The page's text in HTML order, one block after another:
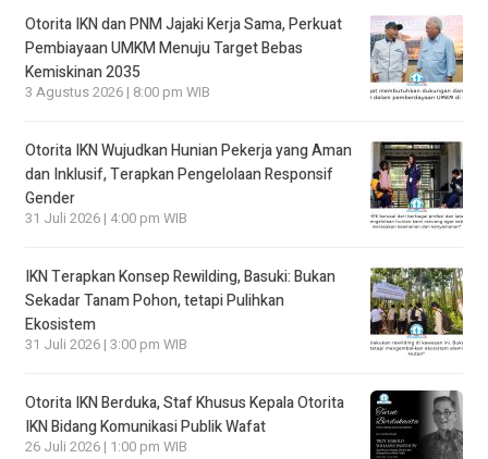
Otorita IKN dan PNM Jajaki Kerja Sama, Perkuat
Pembiayaan UMKM Menuju Target Bebas
Kemiskinan 2035
3 Agustus 2026 | 8:00 pm WIB
Otorita IKN Wujudkan Hunian Pekerja yang Aman
dan Inklusif, Terapkan Pengelolaan Responsif
Gender
31 Juli 2026 | 4:00 pm WIB
IKN Terapkan Konsep Rewilding, Basuki: Bukan
Sekadar Tanam Pohon, tetapi Pulihkan
Ekosistem
31 Juli 2026 | 3:00 pm WIB
Otorita IKN Berduka, Staf Khusus Kepala Otorita
IKN Bidang Komunikasi Publik Wafat
26 Juli 2026 | 1:00 pm WIB